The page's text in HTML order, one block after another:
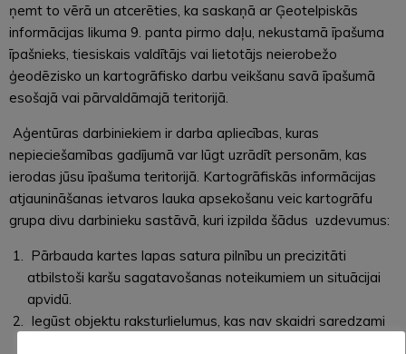
ņemt to vērā un atcerēties, ka saskaņā ar Ģeotelpiskās
informācijas likuma 9. panta pirmo daļu, nekustamā īpašuma
īpašnieks, tiesiskais valdītājs vai lietotājs neierobežo
ģeodēzisko un kartogrāfisko darbu veikšanu savā īpašumā
esošajā vai pārvaldāmajā teritorijā.
Aģentūras darbiniekiem ir darba apliecības, kuras
nepieciešamības gadījumā var lūgt uzrādīt personām, kas
ierodas jūsu īpašuma teritorijā. Kartogrāfiskās informācijas
atjaunināšanas ietvaros lauka apsekošanu veic kartogrāfu
grupa divu darbinieku sastāvā, kuri izpilda šādus uzdevumus:
Pārbauda kartes lapas satura pilnību un precizitāti
atbilstoši karšu sagatavošanas noteikumiem un situācijai
apvidū.
Iegūst objektu raksturlielumus, kas nav skaidri saredzami